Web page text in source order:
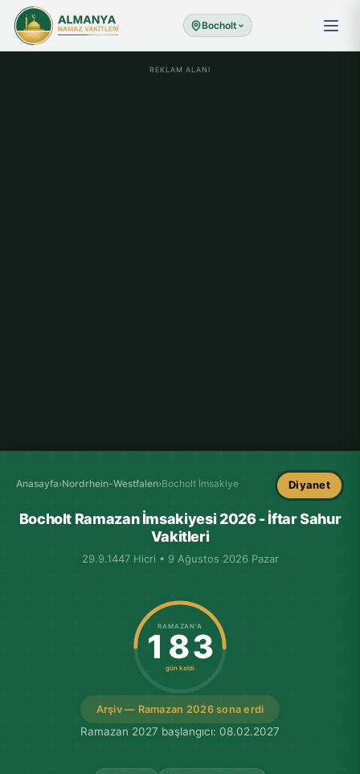
Bocholt
REKLAM ALANI
Anasayfa›Nordrhein-Westfalen›Bocholt İmsakiye Diyanet
Bocholt Ramazan İmsakiyesi 2026 - İftar Sahur
Vakitleri
29.9.1447 Hicri • 9 Ağustos 2026 Pazar
Arşiv — Ramazan 2026 sona erdi
RAMAZAN'A
183
gün kaldı
Ramazan 2027 başlangıcı: 08.02.2027